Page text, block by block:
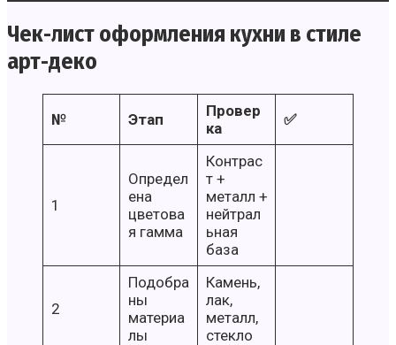
Чек-лист оформления кухни в стиле
арт-деко
№ Этап
Провер
ка
✅
1
Определ
ена
цветова
я гамма
Контрас
т +
металл +
нейтрал
ьная
база
2
Подобра
ны
материа
лы
Камень,
лак,
металл,
стекло